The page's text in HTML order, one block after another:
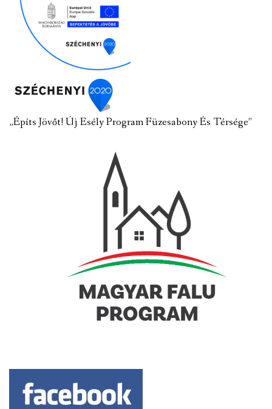
„Építs Jövőt! Új Esély Program Füzesabony És Térsége”